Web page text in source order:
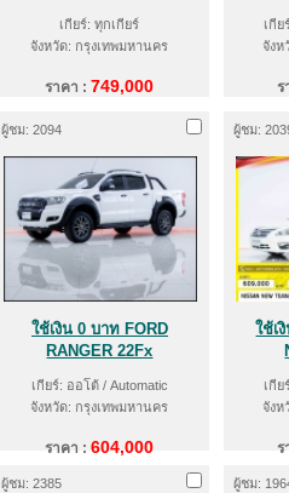
เกียร์: ทุกเกียร์
จังหวัด: กรุงเทพมหานคร
ราคา :749,000
เกี
จังห
ผู้ชม: 2094
ใช้เงิน 0 บาท FORD
RANGER 22Fx
เกียร์: ออโต้ / Automatic
จังหวัด: กรุงเทพมหานคร
ราคา :604,000
ผู้ชม:
ใช้เ
เกี
จังห
ผู้ชม: 2385 ผู้ชม: